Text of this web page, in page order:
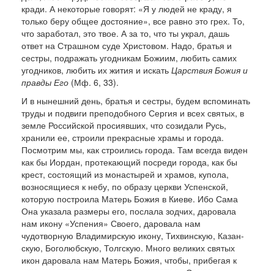
кради. А некоторые говорят: «Я у лю­дей не краду, я
только беру общее достояние», все равно это грех. То,
что заработал, это твое. А за то, что ты украл, дашь
ответ на Страшном суде Христовом. Надо, братья и
сестры, подра­жать угодникам Божиим, любить самих
угод­ников, любить их жития и искать Царствия Божия и
правды Его (Мф. 6, 33).
И в нынешний день, братья и сестры, будем вспоминать
труды и подвиги преподобного Сергия и всех святых, в
земле Российской просиявших, что созидали Русь,
хранили ее, строили прекрасные храмы и города.
Посмотрим мы, как строились города. Там всегда виден
как бы Иордан, про­текающий посреди города, как бы
крест, состоя­щий из монастырей и храмов, купола,
возносящие­ся к небу, по образу церкви Успенской,
которую построила Матерь Божия в Киеве. Ибо Сама
Она указала размеры его, послала зодчих, даровала
нам икону «Успения» Своего, даровала нам
чудотворную Влади­мирскую икону, Тихвинскую, Казан­
скую, Боголюбскую, Толгскую. Много великих свя­тых
икон даровала нам Матерь Божия, чтобы, при­бегая к